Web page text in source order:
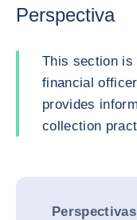
Perspectiva
This section is
financial
provides
collection